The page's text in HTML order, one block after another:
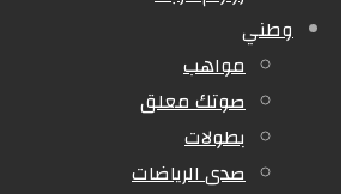
وطني
مواهب
صوتك معلق
بطولات
صدى الرياضات